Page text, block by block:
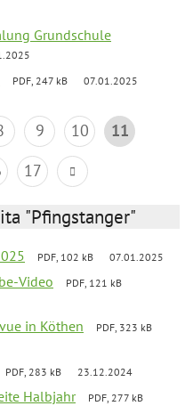
Grundschule
PDF, 247 kB 07.01.2025
9 10
11
17
"Pfingstanger"
PDF, 102 kB 07.01.2025
Video
PDF, 121 kB
in Köthen
PDF, 323 kB
PDF, 283 kB 23.12.2024
Halbjahr
PDF, 277 kB